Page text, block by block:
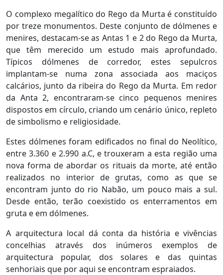
O complexo megalítico do Rego da Murta é constituído
por treze monumentos. Deste conjunto de dólmenes e
menires, destacam-se as Antas 1 e 2 do Rego da Murta,
que têm merecido um estudo mais aprofundado.
Típicos dólmenes de corredor, estes sepulcros
implantam-se numa zona associada aos maciços
calcários, junto da ribeira do Rego da Murta. Em redor
da Anta 2, encontraram-se cinco pequenos menires
dispostos em círculo, criando um cenário único, repleto
de simbolismo e religiosidade.
Estes dólmenes foram edificados no final do Neolítico,
entre 3.360 e 2.990 a.C, e trouxeram a esta região uma
nova forma de abordar os rituais da morte, até então
realizados no interior de grutas, como as que se
encontram junto do rio Nabão, um pouco mais a sul.
Desde então, terão coexistido os enterramentos em
gruta e em dólmenes.
A arquitectura local dá conta da história e vivências
concelhias através dos inúmeros exemplos de
arquitectura popular, dos solares e das quintas
senhoriais que por aqui se encontram espraiados.